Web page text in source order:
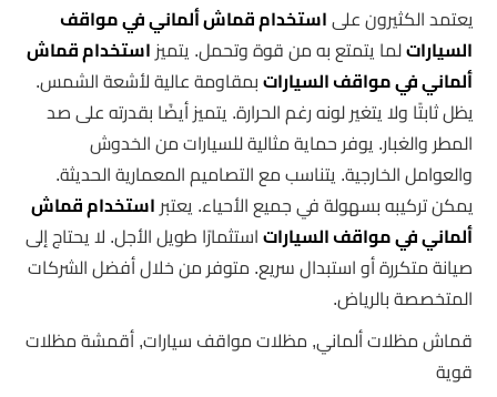
يعتمد الكثيرون علىاستخدام قماش ألماني في مواقف
السياراتلما يتمتع به من قوة وتحمل. يتميز استخدام قماش
ألماني في مواقف السياراتبمقاومة عالية لأشعة الشمس.
يظل ثابتًا ولا يتغير لونه رغم الحرارة. يتميز أيضًا بقدرته على صد
المطر والغبار. يوفر حماية مثالية للسيارات من الخدوش
والعوامل الخارجية. يتناسب مع التصاميم المعمارية الحديثة.
يمكن تركيبه بسهولة في جميع الأحياء. يعتبر استخدام قماش
ألماني في مواقف السياراتاستثمارًا طويل الأجل. لا يحتاج إلى
صيانة متكررة أو استبدال سريع. متوفر من خلال أفضل الشركات
المتخصصة بالرياض.
قماش مظلات ألماني, مظلات مواقف سيارات, أقمشة مظلات
قوية